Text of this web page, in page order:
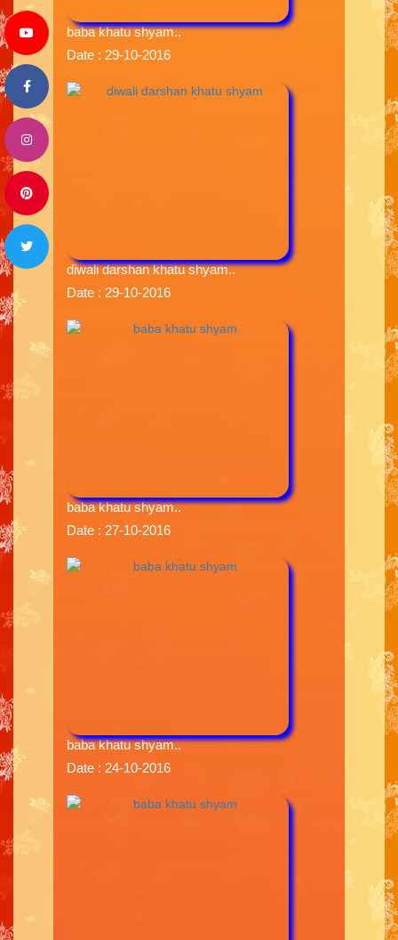
baba khatu shyam..
Date : 29-10-2016
diwali darshan khatu shyam..
Date : 29-10-2016
baba khatu shyam..
Date : 27-10-2016
baba khatu shyam..
Date : 24-10-2016